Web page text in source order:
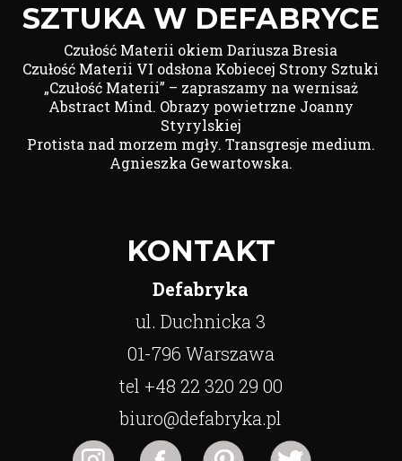
SZTUKA W DEFABRYCE
Czułość Materii okiem Dariusza Bresia
Czułość Materii VI odsłona Kobiecej Strony Sztuki
„Czułość Materii” – zapraszamy na wernisaż
Abstract Mind. Obrazy powietrzne Joanny
Styrylskiej
Protista nad morzem mgły. Transgresje medium.
Agnieszka Gewartowska.
KONTAKT
Defabryka
ul. Duchnicka 3
01-796 Warszawa
tel +48 22 320 29 00
biuro@defabryka.pl